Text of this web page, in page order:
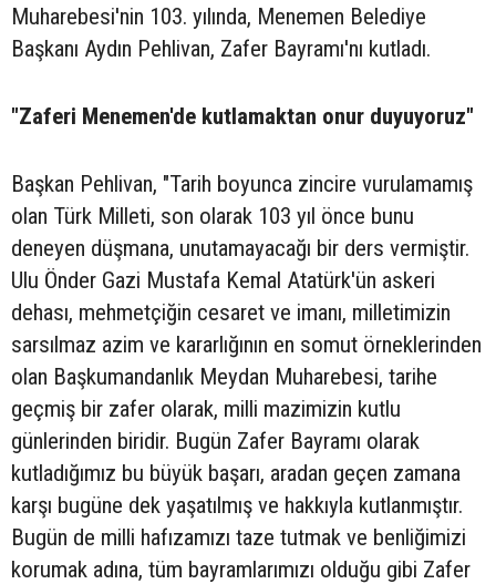
Muharebesi'nin 103. yılında, Menemen Belediye
Başkanı Aydın Pehlivan, Zafer Bayramı'nı kutladı.
"Zaferi Menemen'de kutlamaktan onur duyuyoruz"
Başkan Pehlivan, "Tarih boyunca zincire vurulamamış
olan Türk Milleti, son olarak 103 yıl önce bunu
deneyen düşmana, unutamayacağı bir ders vermiştir.
Ulu Önder Gazi Mustafa Kemal Atatürk'ün askeri
dehası, mehmetçiğin cesaret ve imanı, milletimizin
sarsılmaz azim ve kararlığının en somut örneklerinden
olan Başkumandanlık Meydan Muharebesi, tarihe
geçmiş bir zafer olarak, milli mazimizin kutlu
günlerinden biridir. Bugün Zafer Bayramı olarak
kutladığımız bu büyük başarı, aradan geçen zamana
karşı bugüne dek yaşatılmış ve hakkıyla kutlanmıştır.
Bugün de milli hafızamızı taze tutmak ve benliğimizi
korumak adına, tüm bayramlarımızı olduğu gibi Zafer